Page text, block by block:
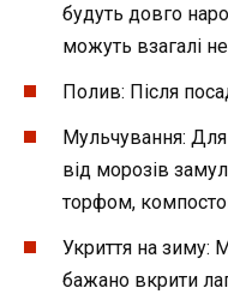
будуть довго
можуть взагалі
Полив: Після
Мульчування:
від морозів
торфом,
Укриття на зиму:
бажано вкрити